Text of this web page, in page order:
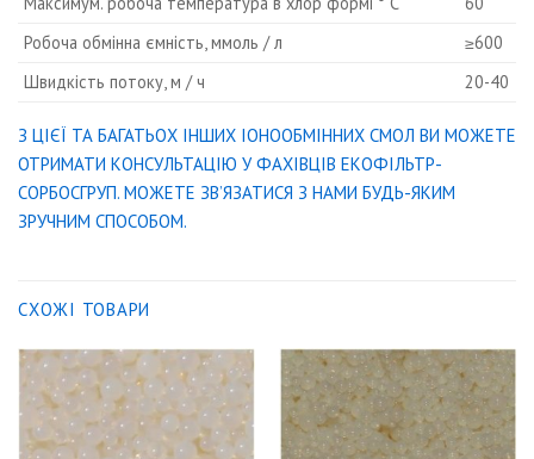
Робоча обмінна ємність, ммоль / л
≥600
Швидкість потоку, м / ч
20-40
З ЦІЄЇ ТА БАГАТЬОХ ІНШИХ ІОНООБМІННИХ СМОЛ ВИ МОЖЕТЕ
ОТРИМАТИ КОНСУЛЬТАЦІЮ У ФАХІВЦІВ ЕКОФІЛЬТР-
СОРБОСГРУП. МОЖЕТЕ ЗВ’ЯЗАТИСЯ З НАМИ БУДЬ-ЯКИМ
ЗРУЧНИМ СПОСОБОМ.
СХОЖІ ТОВАРИ